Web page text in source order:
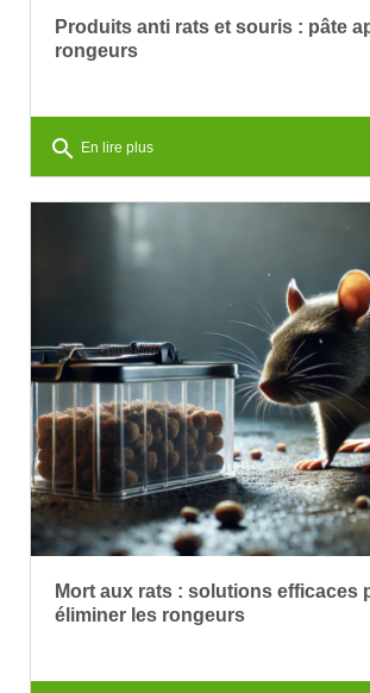
Produits anti rats et souris : pâte
rongeurs
search En lire plus
Mort aux rats : solutions efficaces
éliminer les rongeurs